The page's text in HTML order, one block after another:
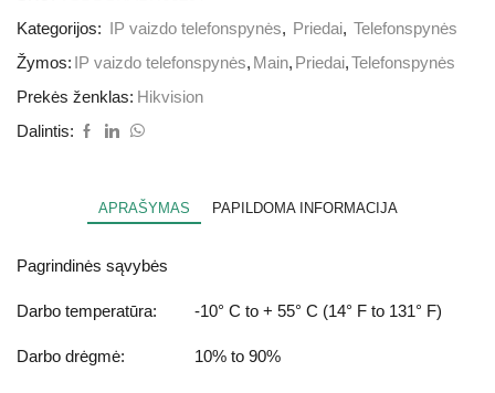
Kategorijos:
IP vaizdo telefonspynės, Priedai, Telefonspynės
Žymos: IP vaizdo telefonspynės, Main, Priedai,Telefonspynės
Prekės ženklas: Hikvision
Dalintis:
APRAŠYMAS PAPILDOMA INFORMACIJA
Pagrindinės sąvybės
Darbo temperatūra: -10° C to + 55° C (14° F to 131° F)
Darbo drėgmė: 10% to 90%